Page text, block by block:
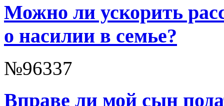
Можно ли ускорить
о насилии в семье?
№96337
Вправе ли мой сын